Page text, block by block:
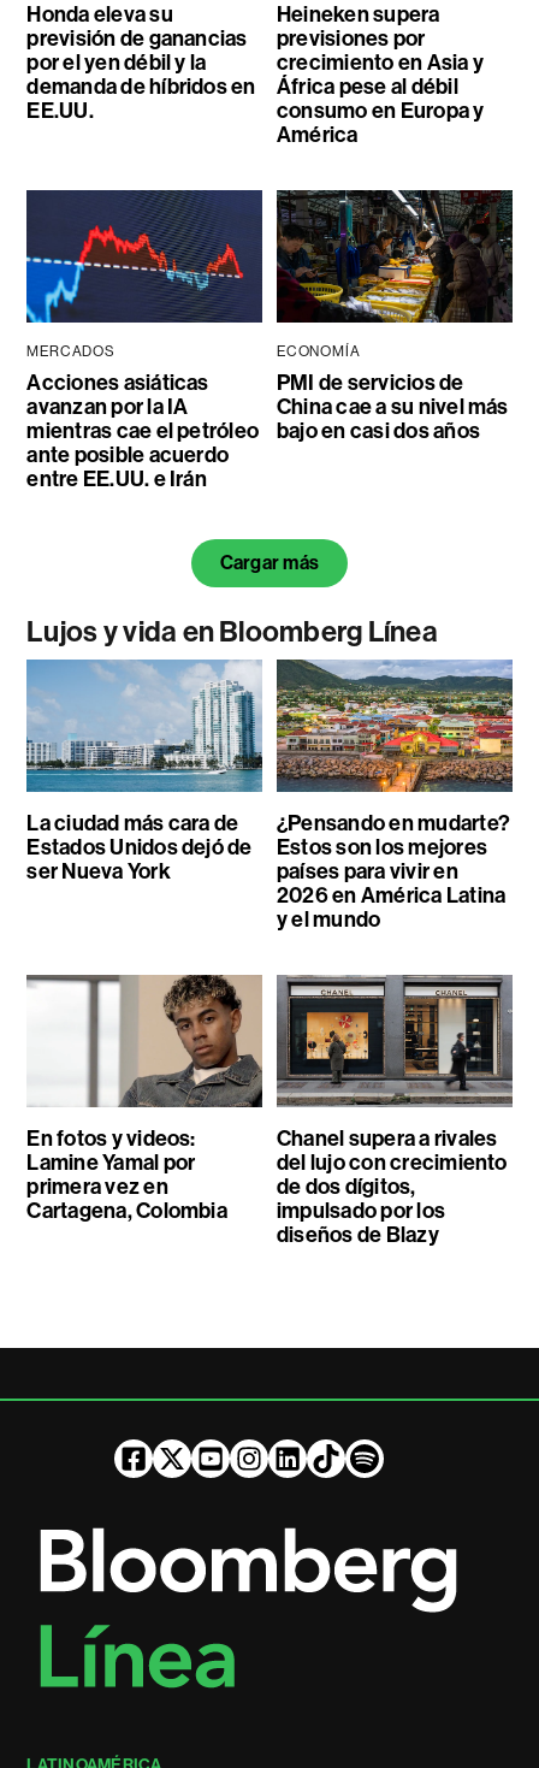
Honda eleva su
previsión de ganancias
por el yen débil y la
demanda de híbridos en
EE.UU.
Heineken supera
previsiones por
crecimiento en Asia y
África pese al débil
consumo en Europa y
América
MERCADOS
Acciones asiáticas
avanzan por la IA
mientras cae el petróleo
ante posible acuerdo
entre EE.UU. e Irán
ECONOMÍA
PMI de servicios de
China cae a su nivel más
bajo en casi dos años
Cargar más
Lujos y vida en Bloomberg Línea
La ciudad más cara de
Estados Unidos dejó de
ser Nueva York
¿Pensando en mudarte?
Estos son los mejores
países para vivir en
2026 en América Latina
y el mundo
En fotos y videos:
Lamine Yamal por
primera vez en
Cartagena, Colombia
Chanel supera a rivales
del lujo con crecimiento
de dos dígitos,
impulsado por los
diseños de Blazy